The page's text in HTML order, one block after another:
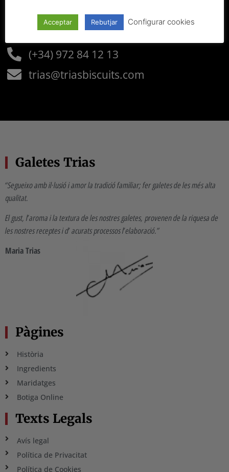
Contacta'ns
(+34) 972 84 12 13
trias@triasbiscuits.com
Galetes Trias
“Segueixo amb il·lusió i amor la tradició familiar; fer galetes de les més alta
qualitat.
El gust, l’aroma i la textura de les nostres galetes, provenen de la riquesa de
les nostres receptes i d’ acurats processos l’elaboració.”
Maria Trias
Pàgines
Història
Ingredients
Maridatges
Botiga Online
Texts Legals
Avís legal
Política de Privacitat
Política de Cookies
Acceptar Rebutjar Configurar cookies